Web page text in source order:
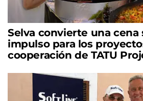
Selva convierte una cena
impulso para los
cooperación de TATU